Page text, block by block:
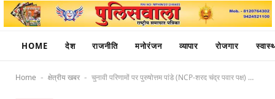
HOME देश राजनीति मनोरंजन व्यापार रोजगार
Home - क्षेत्रीय खबर - चुनावी परिणामों पर पुरुषोत्तम पांडे (NCP-शरद चंद्र पवार पक्ष) का बड़ा बयान: “ममता बनर्जी की हार नहीं, यह मशीन की सेटिंग है”